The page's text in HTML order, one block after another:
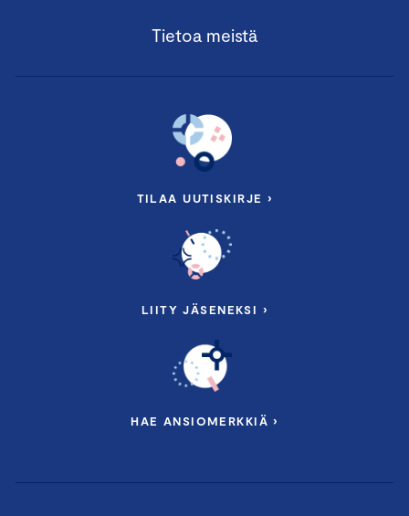
Tietoa meistä
TILAA UUTISKIRJE ›
LIITY JÄSENEKSI ›
HAE ANSIOMERKKIÄ ›